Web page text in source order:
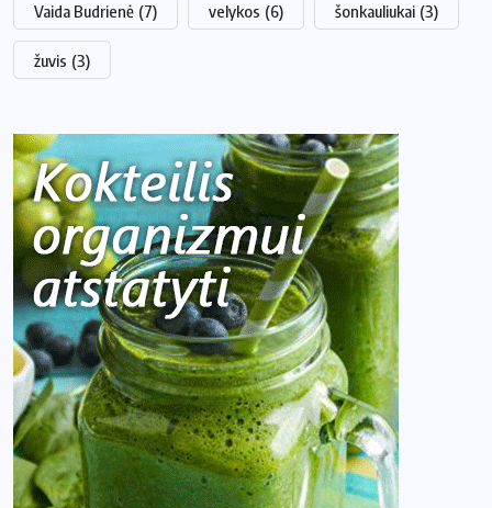
Vaida Budrienė (7) velykos (6) šonkauliukai (3)
žuvis (3)